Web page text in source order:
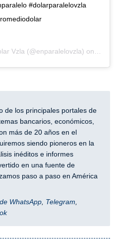
#dolarparalelovzla
Vzla (@enparalelovzla) on
de los principales portales de
bancarios, económicos,
más de 20 años en el
siendo pioneros en la
inéditos e informes
en una fuente de
paso a paso en América
WhatsApp, Telegram,